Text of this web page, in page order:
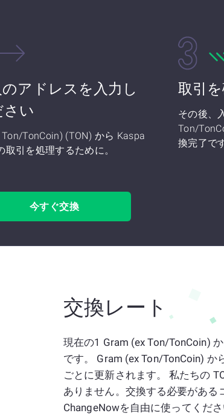
アドレスを入力し
さい
TonCoin) (TON) から Kaspa
取引を処理するために。
取引
その後、
Ton/
換完了で
今すぐ交換
交換レート
現在の1 Gram (ex Ton/TonCoin)
です。 Gram (ex Ton/TonCoin) か
ごとに更新されます。 私たちの
ありません。交換する必要がある
ChangeNowを自由に使ってくださ